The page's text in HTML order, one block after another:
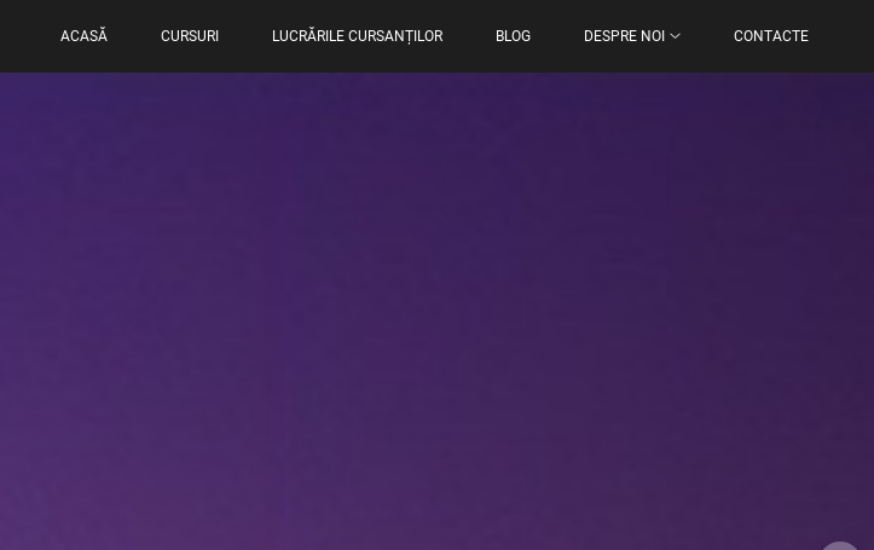
ACASĂ CURSURI LUCRĂRILE CURSANȚILOR BLOG DESPRE NOI CONTACTE